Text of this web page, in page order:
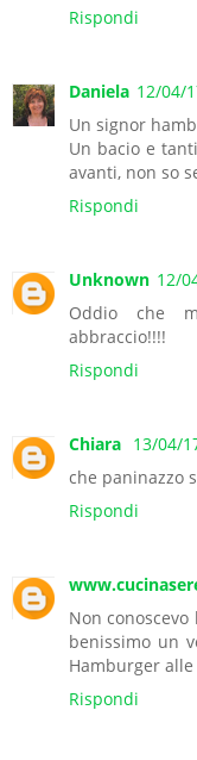
Rispondi
Daniela 12/04/
Un signor
Un bacio e
avanti, non so
Rispondi
Unknown 12/
Oddio che
abbraccio!!!!
Rispondi
Chiara 13/04/
che paninazzo
Rispondi
Non
benissimo un
Hamburger
Rispondi